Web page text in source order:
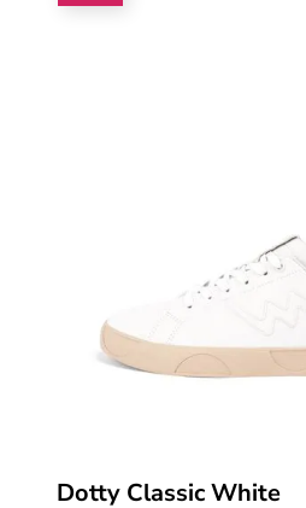
Dotty Classic White